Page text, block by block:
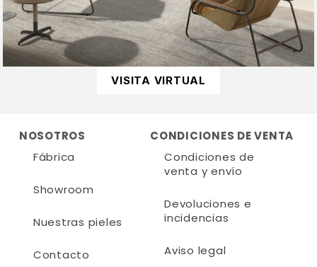
VISITA VIRTUAL
NOSOTROS
Fábrica
Showroom
Nuestras pieles
Contacto
CONDICIONES DE VENTA
Condiciones de
venta y envío
Devoluciones e
incidencias
Aviso legal